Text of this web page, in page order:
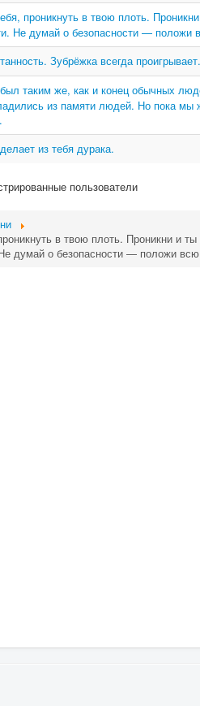
проникнуть в твою плоть.
Не думай о безопасности —
Зубрёжка всегда проигрывает.
таким же, как и конец обычных
из памяти людей. Но пока
из тебя дурака.
пользователи
в твою плоть. Проникни и
думай о безопасности — положи